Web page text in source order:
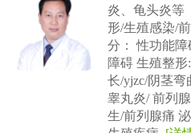
炎、龟头炎等
形/生殖感染/
分： 性功能
障碍 生殖整
长/yjzc/阴茎
睾丸炎/ 前列
生/前列腺痛